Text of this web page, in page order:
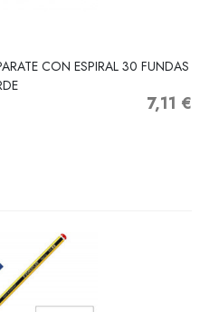
CON ESPIRAL 30 FUNDAS
Precio
7,11 €